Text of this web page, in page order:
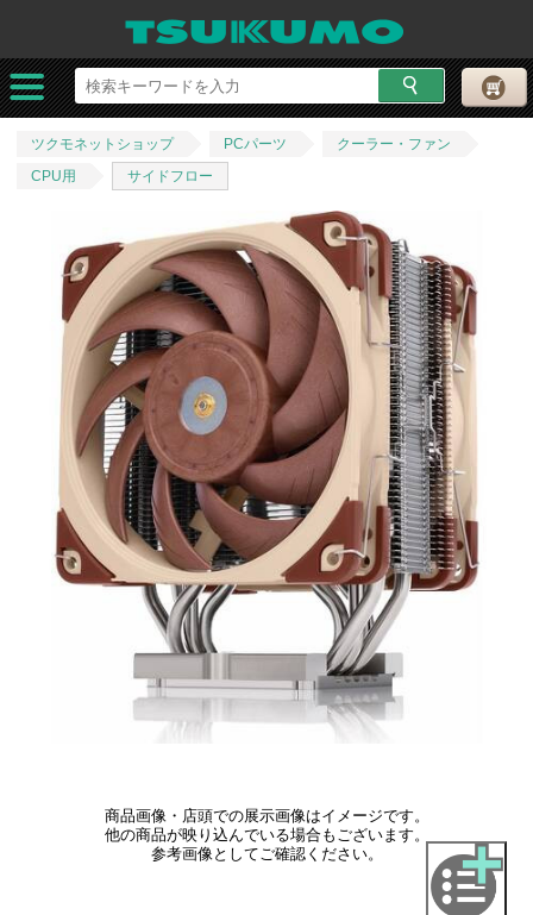
ツクモネットショップ PCパーツ
クーラー・ファン
CPU用
サイドフロー
商品画像・店頭での展示画像はイメージです。
他の商品が映り込んでいる場合もございます。
参考画像としてご確認ください。